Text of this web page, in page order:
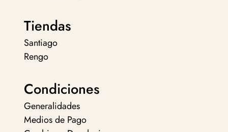
Tiendas
Santiago
Rengo
Condiciones
Generalidades
Medios de Pago